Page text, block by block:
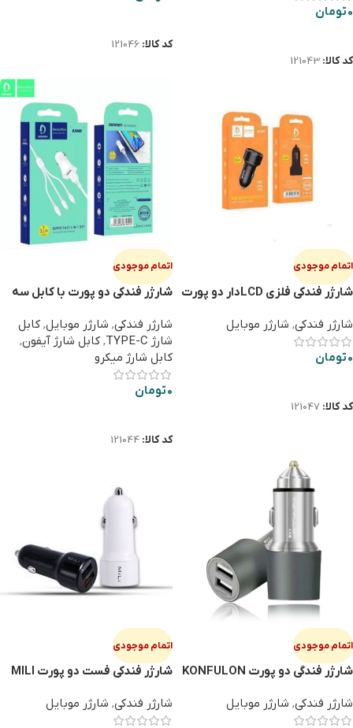
0تومان
کد کالا: 121043
کد کالا: 121046
اتمام موجودی
شارژر فندکی فلزی LCDدار دو پورت
شارژر فندکی, شارژر موبایل
0تومان
کد کالا: 121047
اتمام موجودی
شارژر فندکی دو پورت با کابل سه
شارژر فندکی, شارژر موبایل, کابل
شارژ TYPE-C
, کابل شارژ آیفون,
کابل شارژ میکرو
0تومان
کد کالا: 121044
اتمام موجودی
شارژر فندگی دو پورت KONFULON
شارژر فندکی, شارژر موبایل
اتمام موجودی
شارژر فندکی فست دو پورت MILI
شارژر فندکی, شارژر موبایل